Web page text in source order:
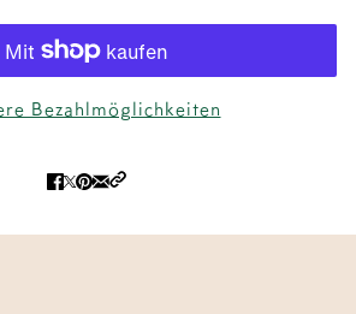
Bezahlmöglichkeiten